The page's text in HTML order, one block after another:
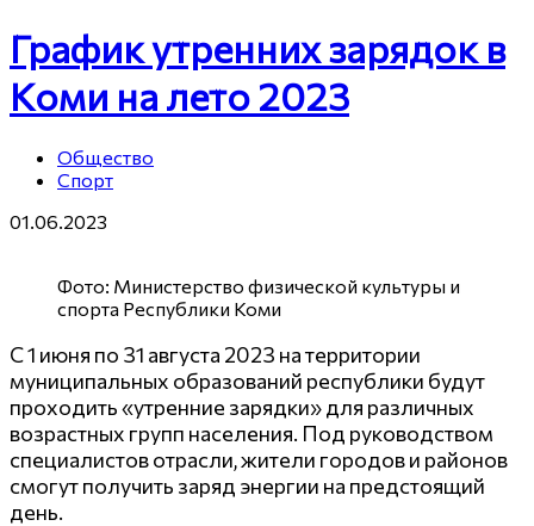
График утренних зарядок в
Коми на лето 2023
Общество
Спорт
01.06.2023
Фото: Министерство физической культуры и
спорта Республики Коми
С 1 июня по 31 августа 2023 на территории
муниципальных образований республики будут
проходить «утренние зарядки» для различных
возрастных групп населения. Под руководством
специалистов отрасли, жители городов и районов
смогут получить заряд энергии на предстоящий
день.